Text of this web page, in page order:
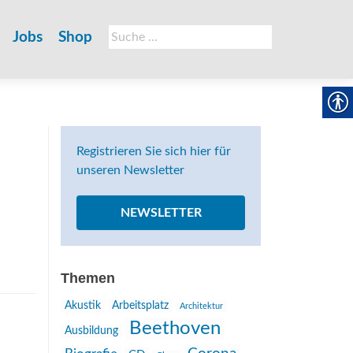
Suche
nach:
Jobs Shop
Registrieren Sie sich hier für
unseren Newsletter
NEWSLETTER
Themen
Akustik Arbeitsplatz Architektur
Ausbildung Beethoven